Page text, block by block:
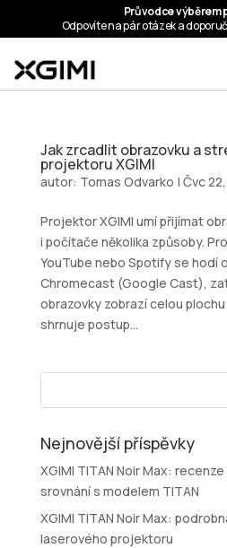
Jak zrcadlit obrazovku a
projektoru XGIMI
autor: Tomas Odvarko | Čvc
Projektor XGIMI umí přijímat
i počítače několika způsoby.
YouTube nebo Spotify se hodí
Chromecast (Google Cast),
obrazovky zobrazí celou
shrnuje postup...
Nejnovější příspěvky
XGIMI TITAN Noir Max:
srovnání s modelem TITAN
XGIMI TITAN Noir Max:
laserového projektoru